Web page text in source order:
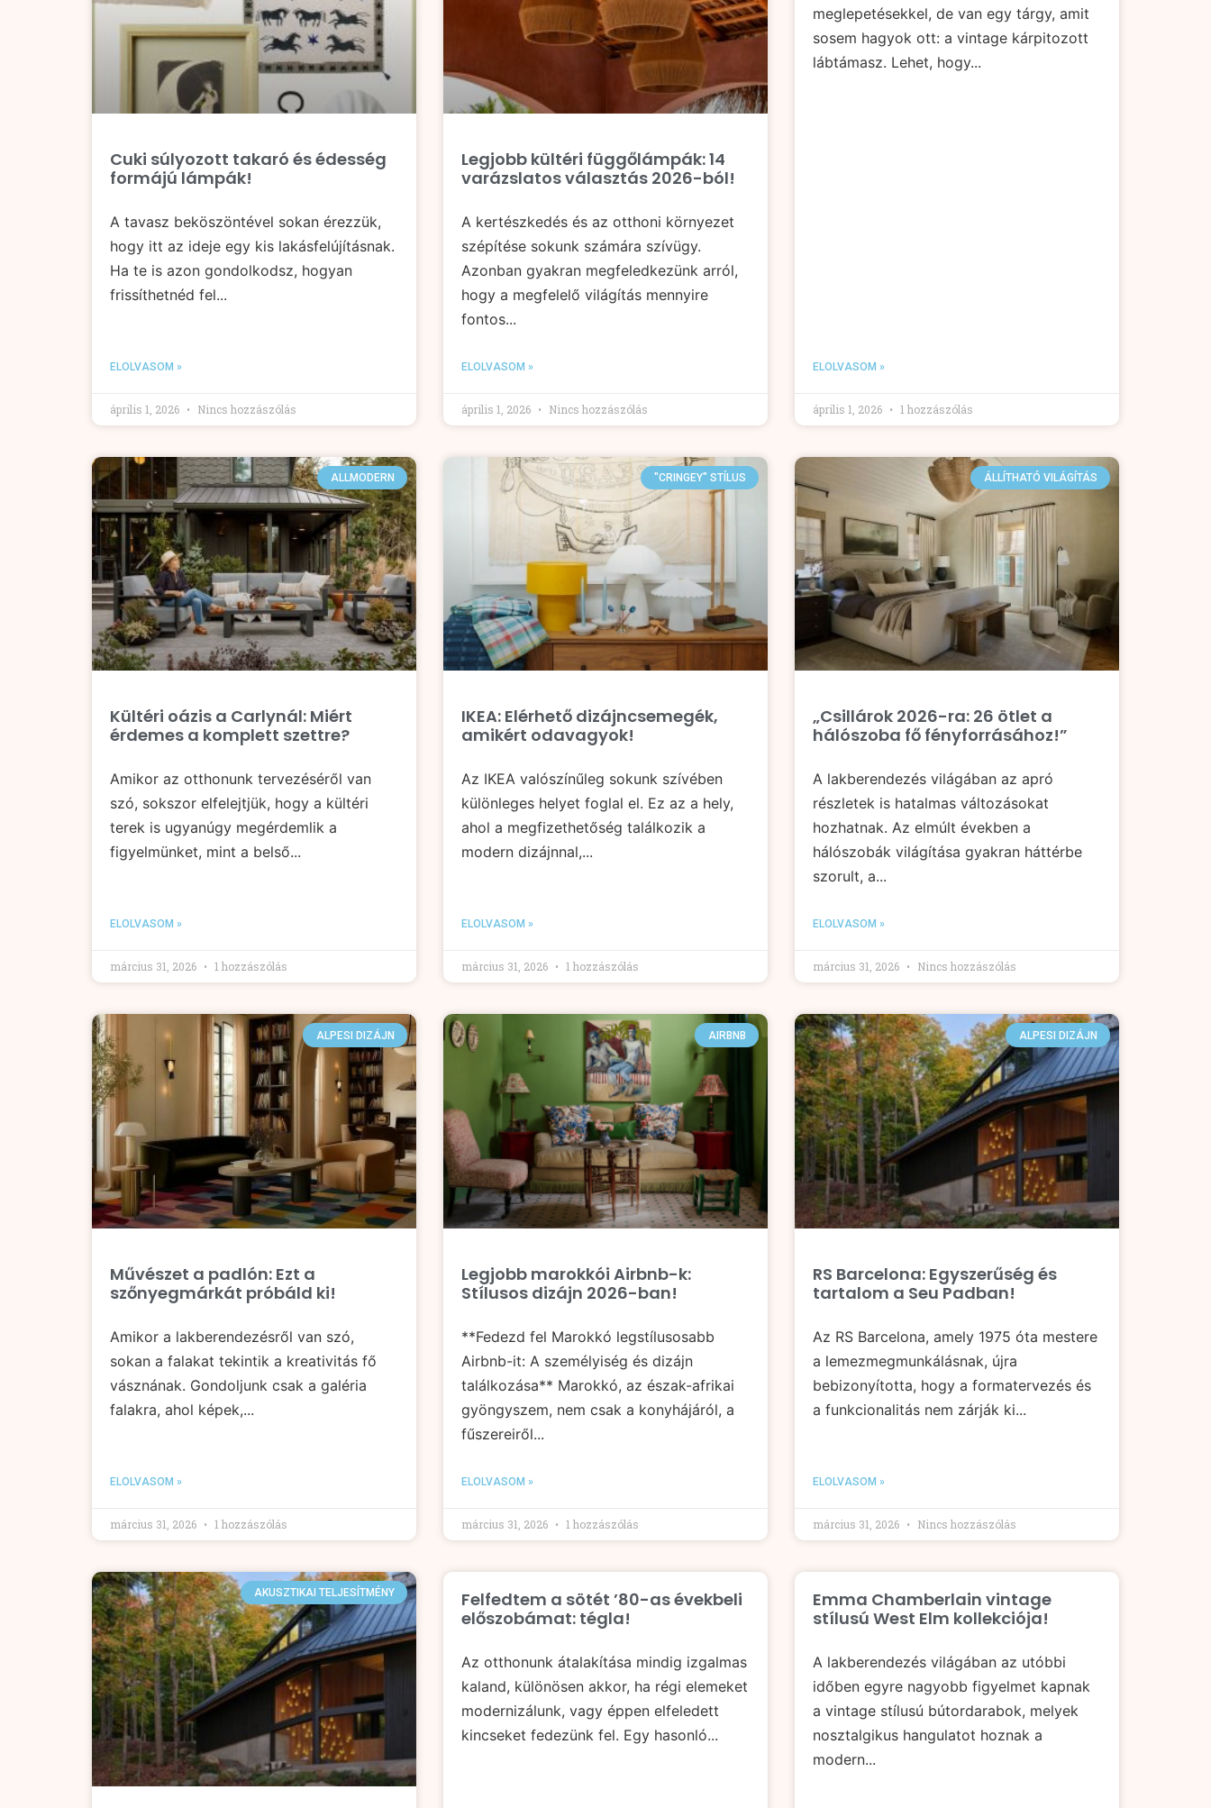
Cuki súlyozott takaró és édesség
formájú lámpák!
A tavasz beköszöntével sokan érezzük,
hogy itt az ideje egy kis lakásfelújításnak.
Ha te is azon gondolkodsz, hogyan
frissíthetnéd fel...
ELOLVASOM »
április 1, 2026 Nincs hozzászólás
Legjobb kültéri függőlámpák: 14
varázslatos választás 2026-ból!
A kertészkedés és az otthoni környezet
szépítése sokunk számára szívügy.
Azonban gyakran megfeledkezünk arról,
hogy a megfelelő világítás mennyire
fontos...
ELOLVASOM »
április 1, 2026 Nincs hozzászólás
meglepetésekkel, de van egy tárgy, amit
sosem hagyok ott: a vintage kárpitozott
lábtámasz. Lehet, hogy...
ELOLVASOM »
április 1, 2026 1 hozzászólás
ALLMODERN
Kültéri oázis a Carlynál: Miért
érdemes a komplett szettre?
Amikor az otthonunk tervezéséről van
szó, sokszor elfelejtjük, hogy a kültéri
terek is ugyanúgy megérdemlik a
figyelmünket, mint a belső...
ELOLVASOM »
március 31, 2026 1 hozzászólás
"CRINGEY" STÍLUS
IKEA: Elérhető dizájncsemegék,
amikért odavagyok!
Az IKEA valószínűleg sokunk szívében
különleges helyet foglal el. Ez az a hely,
ahol a megfizethetőség találkozik a
modern dizájnnal,...
ELOLVASOM »
március 31, 2026 1 hozzászólás
ÁLLÍTHATÓ VILÁGÍTÁS
„Csillárok 2026-ra: 26 ötlet a
hálószoba fő fényforrásához!”
A lakberendezés világában az apró
részletek is hatalmas változásokat
hozhatnak. Az elmúlt években a
hálószobák világítása gyakran háttérbe
szorult, a...
ELOLVASOM »
március 31, 2026 Nincs hozzászólás
ALPESI DIZÁJN
Művészet a padlón: Ezt a
szőnyegmárkát próbáld ki!
Amikor a lakberendezésről van szó,
sokan a falakat tekintik a kreativitás fő
vásznának. Gondoljunk csak a galéria
falakra, ahol képek,...
ELOLVASOM »
március 31, 2026 1 hozzászólás
AIRBNB
Legjobb marokkói Airbnb-k:
Stílusos dizájn 2026-ban!
**Fedezd fel Marokkó legstílusosabb
Airbnb-it: A személyiség és dizájn
találkozása** Marokkó, az észak-afrikai
gyöngyszem, nem csak a konyhájáról, a
fűszereiről...
ELOLVASOM »
március 31, 2026 1 hozzászólás
ALPESI DIZÁJN
RS Barcelona: Egyszerűség és
tartalom a Seu Padban!
Az RS Barcelona, amely 1975 óta mestere
a lemezmegmunkálásnak, újra
bebizonyította, hogy a formatervezés és
a funkcionalitás nem zárják ki...
ELOLVASOM »
március 31, 2026 Nincs hozzászólás
AKUSZTIKAI TELJESÍTMÉNY
Felfedtem a sötét ’80-as évekbeli
előszobámat: tégla!
Az otthonunk átalakítása mindig izgalmas
kaland, különösen akkor, ha régi elemeket
modernizálunk, vagy éppen elfeledett
kincseket fedezünk fel. Egy hasonló...
Emma Chamberlain vintage
stílusú West Elm kollekciója!
A lakberendezés világában az utóbbi
időben egyre nagyobb figyelmet kapnak
a vintage stílusú bútordarabok, melyek
nosztalgikus hangulatot hoznak a
modern...